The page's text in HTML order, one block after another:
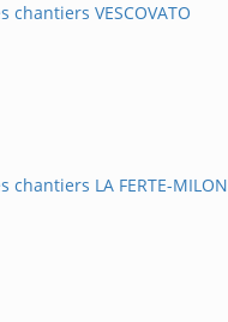
chantiers VESCOVATO
chantiers LA FERTE-MILON